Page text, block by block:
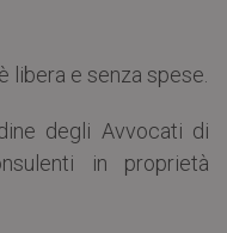
libera e senza spese.
degli Avvocati di
in proprietà